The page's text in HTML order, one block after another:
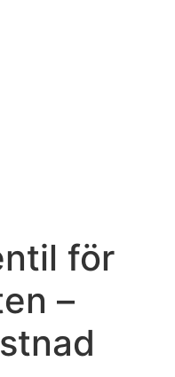
för
–